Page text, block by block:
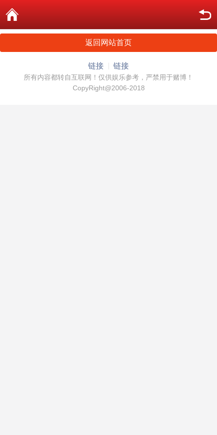
返回网站首页
链接 链接
所有内容都转自互联网！仅供娱乐参考，严禁用于赌博！
CopyRight@2006-2018